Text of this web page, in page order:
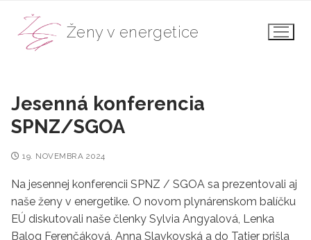
obsah
Ženy v energetice
Jesenná konferencia
SPNZ/SGOA
19. NOVEMBRA 2024
Na jesennej konferencii SPNZ / SGOA sa prezentovali aj
naše ženy v energetike. O novom plynárenskom balíčku
EÚ diskutovali naše členky Sylvia Angyalová, Lenka
Balog Ferenčáková, Anna Slavkovská a do Tatier prišla